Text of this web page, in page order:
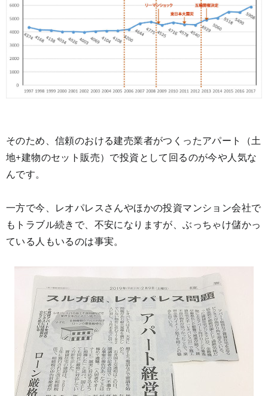
そのため、信頼のおける建売業者がつくったアパート（土
地+建物のセット販売）で投資として回るのが今や人気な
んです。
一方で今、レオパレスさんやほかの投資マンション会社で
もトラブル続きで、不安になりますが、ぶっちゃけ儲かっ
ている人もいるのは事実。